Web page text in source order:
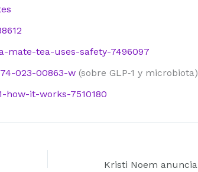
mate-tea-uses-safety-7496097
023-00863-w (sobre GLP‑1 y microbiota)
how-it-works-7510180